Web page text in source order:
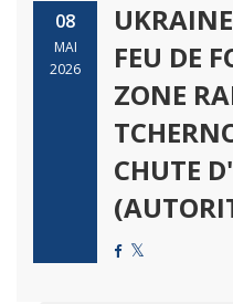
08
MAI
2026
FEU DE
ZONE
CHUTE